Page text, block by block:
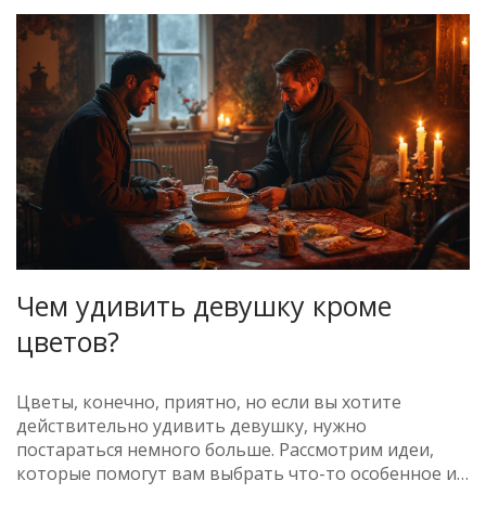
Чем удивить девушку кроме
цветов?
Цветы, конечно, приятно, но если вы хотите
действительно удивить девушку, нужно
постараться немного больше. Рассмотрим идеи,
которые помогут вам выбрать что-то особенное и